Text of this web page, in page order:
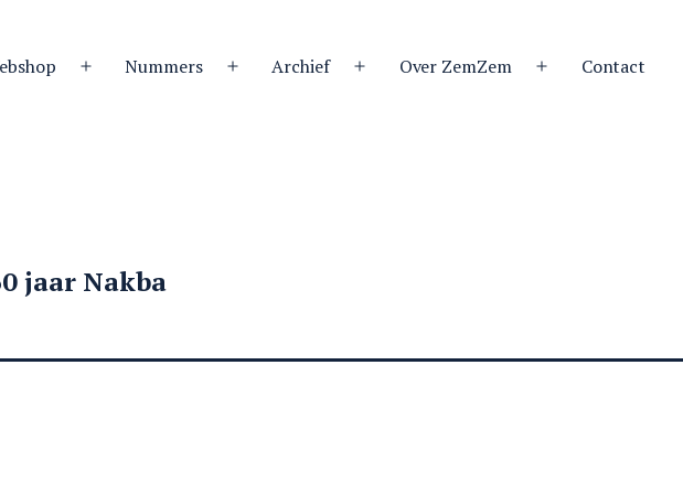
Open
Nummers
Open
Archief
Open
Over ZemZem
Open
Contact
jaar Nakba